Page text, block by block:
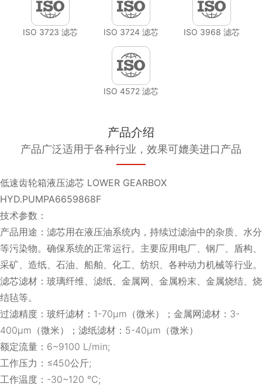
ISO 3723 滤芯 ISO 3724 滤芯 ISO 3968 滤芯
ISO 4572 滤芯
产品介绍
产品广泛适用于各种行业，效果可媲美进口产品
低速齿轮箱液压滤芯 LOWER GEARBOX
HYD.PUMPA6659868F
技术参数：
产品用途：滤芯用在液压油系统内，持续过滤油中的杂质、水分
等污染物。确保系统的正常运行。主要应用电厂、钢厂、盾构、
采矿、造纸、石油、船舶、化工、纺织、各种动力机械等行业。
滤芯滤材：玻璃纤维、滤纸、金属网、金属粉末、金属烧结、烧
结毡等。
过滤精度：玻纤滤材：1-70μm（微米）；金属网滤材：3-
400μm（微米）；滤纸滤材：5-40μm（微米）
额定流量：6~9100 L/min;
工作压力：≤450公斤;
工作温度：-30~120 ℃;